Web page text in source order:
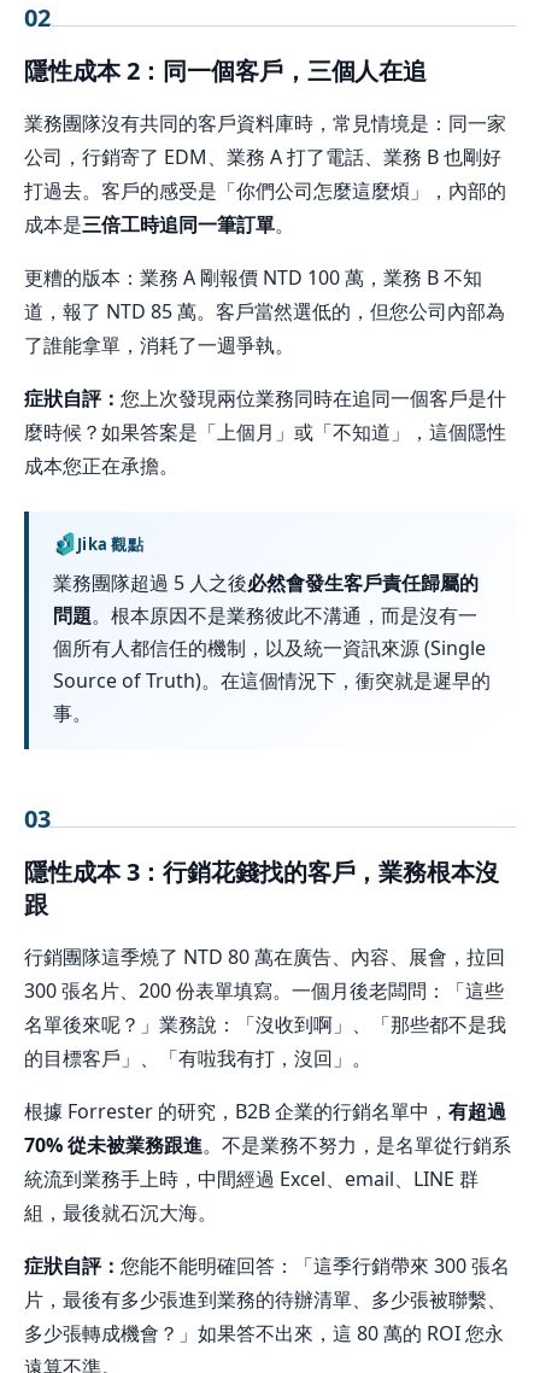
02
隱性成本 2：同一個客戶，三個人在追
業務團隊沒有共同的客戶資料庫時，常見情境是：同一家
公司，行銷寄了 EDM、業務 A 打了電話、業務 B 也剛好
打過去。客戶的感受是「你們公司怎麼這麼煩」，內部的
成本是三倍工時追同一筆訂單。
更糟的版本：業務 A 剛報價 NTD 100 萬，業務 B 不知
道，報了 NTD 85 萬。客戶當然選低的，但您公司內部為
了誰能拿單，消耗了一週爭執。
症狀自評： 您上次發現兩位業務同時在追同一個客戶是什
麼時候？如果答案是「上個月」或「不知道」，這個隱性
成本您正在承擔。
Jika 觀點
業務團隊超過 5 人之後必然會發生客戶責任歸屬的
問題。根本原因不是業務彼此不溝通，而是沒有一
個所有人都信任的機制，以及統一資訊來源 (Single
Source of Truth)。在這個情況下，衝突就是遲早的
事。
03
隱性成本 3：行銷花錢找的客戶，業務根本沒
跟
行銷團隊這季燒了 NTD 80 萬在廣告、內容、展會，拉回
300 張名片、200 份表單填寫。一個月後老闆問：「這些
名單後來呢？」業務說：「沒收到啊」、「那些都不是我
的目標客戶」、「有啦我有打，沒回」。
根據 Forrester 的研究，B2B 企業的行銷名單中， 有超過
70% 從未被業務跟進。不是業務不努力，是名單從行銷系
統流到業務手上時，中間經過 Excel、email、LINE 群
組，最後就石沉大海。
症狀自評： 您能不能明確回答：「這季行銷帶來 300 張名
片，最後有多少張進到業務的待辦清單、多少張被聯繫、
多少張轉成機會？」如果答不出來，這 80 萬的 ROI 您永
遠算不準。